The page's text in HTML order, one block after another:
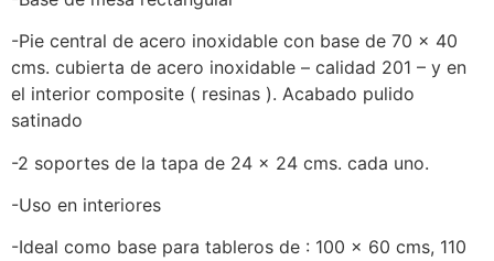
-Pie central de acero inoxidable con base de 70 x 40
cms. cubierta de acero inoxidable – calidad 201 – y en
el interior composite ( resinas ). Acabado pulido
satinado
-2 soportes de la tapa de 24 x 24 cms. cada uno.
-Uso en interiores
-Ideal como base para tableros de : 100 x 60 cms, 110